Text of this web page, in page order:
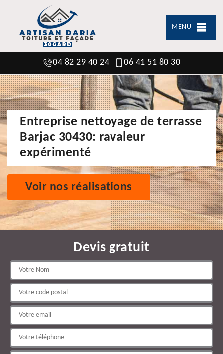
MENU
04 82 29 40 24 06 41 51 80 30
Entreprise nettoyage de terrasse
Barjac 30430: ravaleur
expérimenté
Voir nos réalisations
Devis gratuit